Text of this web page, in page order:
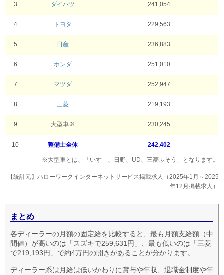
3
4
5
6
7
8
9
10
ダイハツ 241,054
トヨタ 229,563
日産 236,883
ホンダ 251,010
マツダ 252,947
三菱 219,193
大型車※ 230,245
整備士全体 242,402
※大型車とは、「いすゞ、日野、UD、三菱ふそう」となります。
【統計元】ハローワークインターネットサービス掲載求人（2025年1月～2025
年12月掲載求人）
まとめ
各ディーラーの月額の固定給を比較すると、最も月額支給額（中
間値）が高いのは「スズキで259,631円」、最も低いのは「三菱
で219,193円」で約4万円の開きがあることが分かります。
ディーラー系は月給は低いかわりに賞与や年収、退職金制度や年